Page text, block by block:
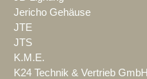
Jericho Gehäuse
JTE
JTS
K.M.E.
K24 Technik & Vertrieb GmbH